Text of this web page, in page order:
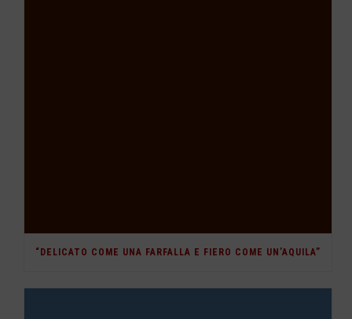
“DELICATO COME UNA FARFALLA E FIERO COME UN’AQUILA”